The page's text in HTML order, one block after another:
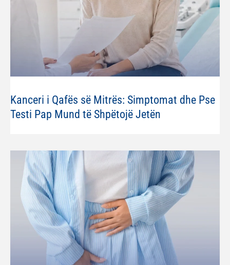
Kanceri i Qafës së Mitrës: Simptomat dhe Pse
Testi Pap Mund të Shpëtojë Jetën